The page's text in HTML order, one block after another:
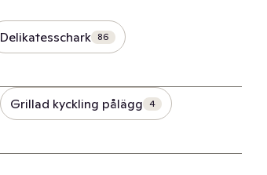
Delikatesschark 86
Grillad kyckling pålägg 4